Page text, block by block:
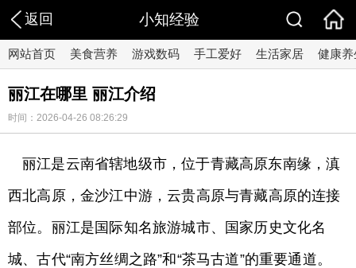
返回 小知经验
网站首页 美食营养 游戏数码 手工爱好 生活家居 健康养
丽江在哪里 丽江介绍
时间：2026-04-26 08:26:29
丽江是云南省辖地级市，位于青藏高原东南缘，滇
西北高原，金沙江中游，云贵高原与青藏高原的连接
部位。丽江是国际知名旅游城市、国家历史文化名
城、古代“南方丝绸之路”和“茶马古道”的重要通道。